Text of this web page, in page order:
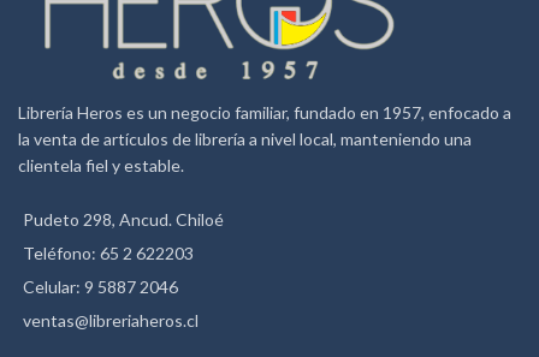
Librería Heros es un negocio familiar, fundado en 1957, enfocado a
la venta de artículos de librería a nivel local, manteniendo una
clientela fiel y estable.
Pudeto 298, Ancud. Chiloé
Teléfono: 65 2 622203
Celular: 9 5887 2046
ventas@libreriaheros.cl